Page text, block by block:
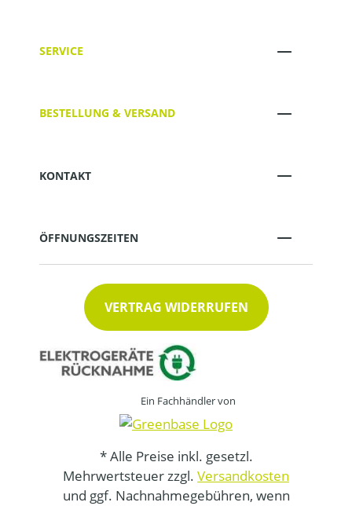
SERVICE
BESTELLUNG & VERSAND
KONTAKT
ÖFFNUNGSZEITEN
VERTRAG WIDERRUFEN
Ein Fachhändler von
* Alle Preise inkl. gesetzl.
Mehrwertsteuer zzgl. Versandkosten
und ggf. Nachnahmegebühren, wenn